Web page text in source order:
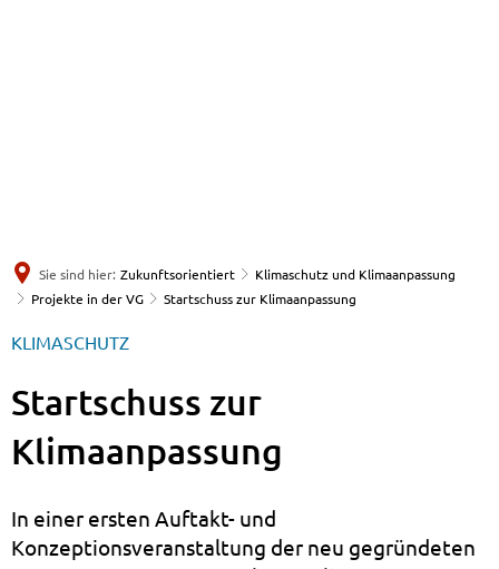
Sie sind hier: Zukunftsorientiert
Klimaschutz und Klimaanpassung
Projekte in der VG
Startschuss zur Klimaanpassung
KLIMASCHUTZ
Startschuss zur
Klimaanpassung
In einer ersten Auftakt- und
Konzeptionsveranstaltung der neu gegründeten